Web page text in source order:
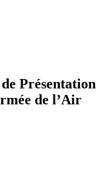
Présentation
de l’Air